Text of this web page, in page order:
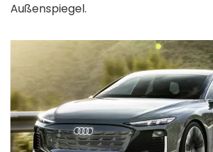
Außenspiegel.